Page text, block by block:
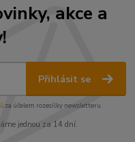
akce a
Přihlásit se
za účelem rozesílky newsletteru.
jednou za 14 dní.